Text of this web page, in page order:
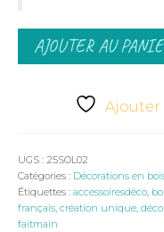
quantité
de
Mini
AJOUTER AU
Ajouter
UGS : 25SOL02
Catégories : Décorations en
Étiquettes : accessoiresdéco,
français, création unique,
faitmain